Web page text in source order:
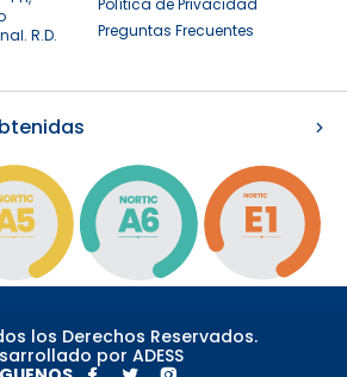
R.D.
Política de Privacidad
Preguntas Frecuentes
los Derechos Reservados.
por ADESS